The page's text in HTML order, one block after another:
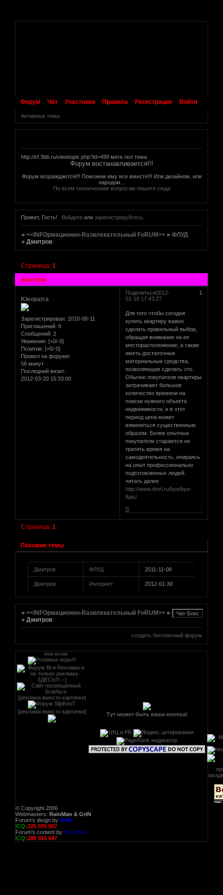
Форум Чат Участники Правила Регистрация Войти
Активные темы
http://irf.3bb.ru/viewtopic.php?id=499 мега лол тема
Форум востанавливается!!!
Форум возраждается!!! Поможем ему все вместе!!! Или дизайном, или
народом...
По всем техническим вопросам пишите сюда
Привет, Гость! Войдитеили зарегистрируйтесь.
»<<INFOрмационно-Rазвлекательный FoRUM>> »ФЛУД
»Дмитров
Дмитров
Страница:1
Поделиться 1
2012-
01-18 17:43:27
Kleopatra
Зарегистрирован: 2010-08-11
Приглашений: 0
Сообщений: 2
Уважение: [+0/-0]
Позитив: [+0/-0]
Провел на форуме:
56 минут
Последний визит:
2012-03-20 15:33:00
Для того чтобы сегодня
купить квартиру важно
сделать правильный выбор,
обращая внимание на ее
месторасположение, а также
иметь достаточные
материальные средства,
позволяющие сделать это.
Обычно покупатели квартиры
затрачивают большое
количество времени на
поиски нужного объекта
недвижимости, и в этот
период цена может
измениться существенным
образом. Более опытные
покупатели стараются не
тратить время на
самодеятельность, опираясь
на опыт профессионально
подготовленных людей.
читать далее
http://www.dmrl.ru/bye/bye-
flats/
0
Страница:1
Похожие темы
Дмитров ФЛУД 2011-11-08
Дмитров Интернет 2012-01-30
»<<INFOрмационно-Rазвлекательный FoRUM>> »ФЛУД
»Дмитров
создать бесплатный форум
target=AltmetalForum>
[реклама вместо картинки]
[реклама вместо картинки]
[реклама вместо картинки]
[реклама вместо картинки]
Тут может быть ваша кнопка!
© Copyright 2006
Webmasters: RainMan & GriN
Forum's disign by GriN
ICQ:225 070 007
Forum's content by RainMan
ICQ:289 915 647